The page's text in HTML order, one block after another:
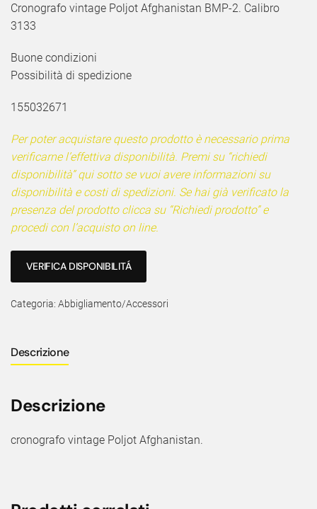
Cronografo vintage Poljot Afghanistan BMP-2. Calibro
3133
Buone condizioni
Possibilità di spedizione
155032671
Per poter acquistare questo prodotto è necessario prima
verificarne l’effettiva disponibilità. Premi su “richiedi
disponibilità” qui sotto se vuoi avere informazioni su
disponibilità e costi di spedizioni. Se hai già verificato la
presenza del prodotto clicca su “Richiedi prodotto” e
procedi con l’acquisto on line.
VERIFICA DISPONIBILITÁ
Categoria: Abbigliamento/Accessori
Descrizione
Descrizione
cronografo vintage Poljot Afghanistan.